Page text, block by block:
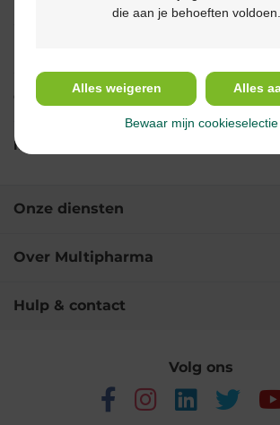
Gebruik
Ingrediënten
Onze diensten
Over Multipharma
Hulp & contact
Volg ons
die aan je behoeften voldoen.
Alles weigeren Alles
Bewaar mijn cookieselectie